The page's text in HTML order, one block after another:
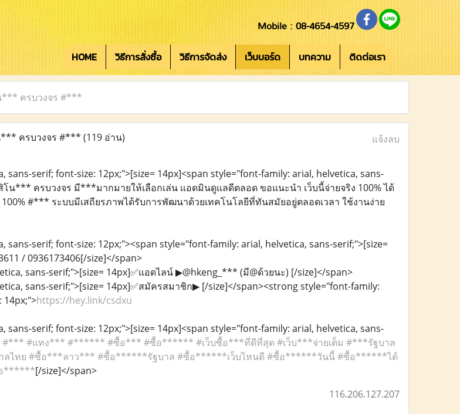
Mobile : 08-4654-4597
HOME วิธีการสั่งซื้อ วิธีการจัดส่ง เว็บบอร์ด บทความ ติดต่อเรา
ครบวงจร #***
ครบวงจร #*** (119 อ่าน) แจ้งลบ
sans-serif; font-size: 12px;">[size= 14px]<span style="font-family: arial, helvetica, sans-
โน*** ครบวงจร มี***มากมายให้เลือกเล่น เเอดมินดูเเลดีตลอด ขอแนะนำ เว็บนี้จ่ายจริง 100% ได้
#*** ระบบมีเสถียรภาพได้รับการพัฒนาด้วยเทคโนโลยีที่ทันสมัยอยู่ตลอดเวลา ใช้งานง่าย
sans-serif; font-size: 12px;"><span style="font-family: arial, helvetica, sans-serif;">[size=
/ 0936173406[/size]</span>
sans-serif;">[size= 14px]✅แอดไลน์ ▶@hkeng_*** (มี@ด้วยนะ) [/size]</span>
sans-serif;">[size= 14px]✅สมัครสมาชิก▶ [/size]</span><strong style="font-family:
14px;">https://hey.link/csdxu
sans-serif; font-size: 12px;">[size= 14px]<span style="font-family: arial, helvetica, sans-
#แทง*** #****** #ซื้อ*** #ซื้อ****** #เว็บซื้อ***ที่ดีที่สุด #เว็บ***จ่ายเต็ม #***รัฐบาล
าลไทย #ซื้อ***ลาว*** #ซื้อ******รัฐบาล #ซื้อ******เว็บไหนดี #ซื้อ******วันนี้ #ซื้อ******ได้
อ******[/size]</span>
116.206.127.207